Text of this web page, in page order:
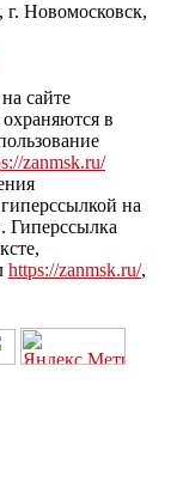
г. Новомосковск,
сайте
в
zanmsk.ru/
на
Гиперссылка
https://zanmsk.ru/,